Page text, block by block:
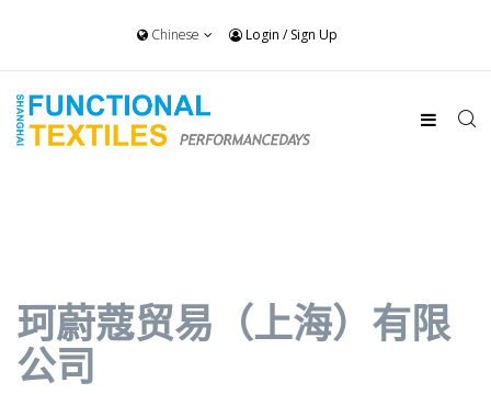
Chinese Login /Sign Up
珂蔚蔻贸易（上海）有限
公司